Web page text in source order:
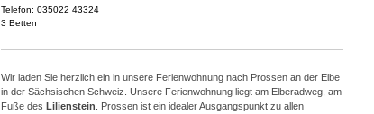
Telefon: 035022 43324
3 Betten
Wir laden Sie herzlich ein in unsere Ferienwohnung nach Prossen an der Elbe
in der Sächsischen Schweiz. Unsere Ferienwohnung liegt am Elberadweg, am
Fuße des Lilienstein . Prossen ist ein idealer Ausgangspunkt zu allen